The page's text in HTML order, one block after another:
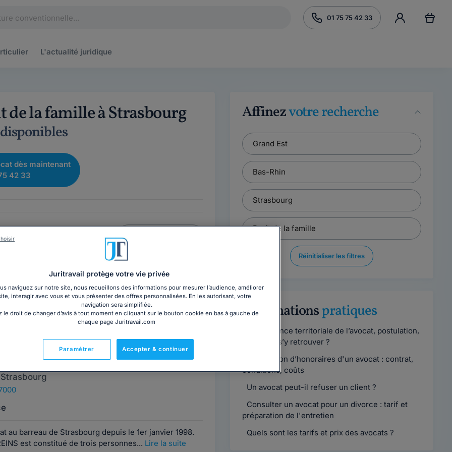
01 75 75 42 33
L'actualité juridique
de la famille à Strasbourg
dès maintenant
42 33
HOEFFEL
Barreau de Strasbourg, j'assiste et représente les
devant l'ensemble des...Lire la suite
Contacter cet avocat
au barreau de Strasbourg depuis le 1er janvier 1998.
est constitué de trois personnes... Lire la suite
Affinezvotre recherche
Réinitialiser les filtres
Informationspratiques
Compétence territoriale de l’avocat, postulation,
comment s’y retrouver ?
Convention d’honoraires d'un avocat : contrat,
conditions, coûts
Un avocat peut-il refuser un client ?
Consulter un avocat pour un divorce : tarif et
préparation de l'entretien
Quels sont les tarifs et prix des avocats ?
Juritravail protège votre vie privée
naviguez sur notre site, nous recueillons des informations pour mesurer l’audience, améliorer
interagir avec vous et vous présenter des offres personnalisées. En les autorisant, votre
navigation sera simplifiée.
le droit de changer d’avis à tout moment en cliquant sur le bouton cookie en bas à gauche de
chaque page Juritravail.com
Accepter & continuer
Paramétrer